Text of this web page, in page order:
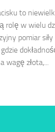
to
rolę w wielu
pomiar
złota,...